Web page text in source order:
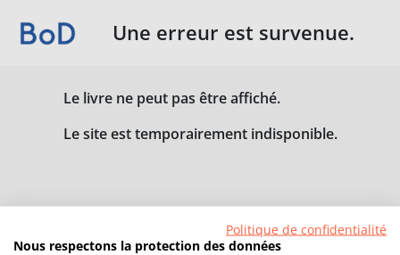
Une erreur est survenue.
Le livre ne peut pas être affiché.
Le site est temporairement indisponible.
Politique de confidentialité
Nous respectons la protection des données